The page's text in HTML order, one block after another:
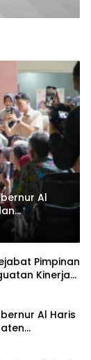
Al
RSUD
Pimpinan
Kinerja
Al Haris